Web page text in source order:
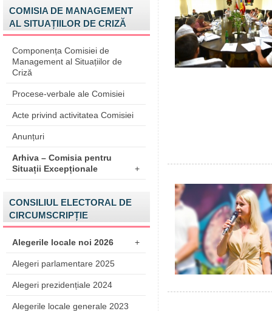
COMISIA DE MANAGEMENT
AL SITUAȚIILOR DE CRIZĂ
Componența Comisiei de
Management al Situațiilor de
Criză
Procese-verbale ale Comisiei
Acte privind activitatea Comisiei
Anunțuri
Arhiva – Comisia pentru
Situații Excepționale
+
CONSILIUL ELECTORAL DE
CIRCUMSCRIPȚIE
Alegerile locale noi 2026 +
Alegeri parlamentare 2025
Alegeri prezidențiale 2024
Alegerile locale generale 2023